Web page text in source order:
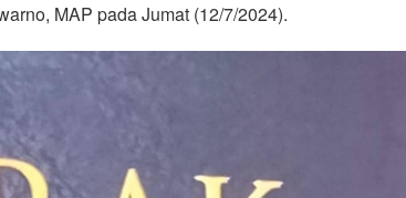
MAP pada Jumat (12/7/2024).